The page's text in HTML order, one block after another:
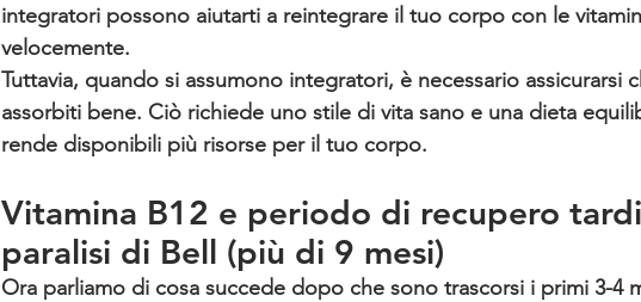
integratori possono aiutarti a reintegrare il tuo corpo con le
velocemente.
Tuttavia, quando si assumono integratori, è necessario assicurarsi
assorbiti bene. Ciò richiede uno stile di vita sano e una dieta
rende disponibili più risorse per il tuo corpo.
Vitamina B12 e periodo di recupero
paralisi di Bell (più di 9 mesi)
Ora parliamo di cosa succede dopo che sono trascorsi i primi 3-4